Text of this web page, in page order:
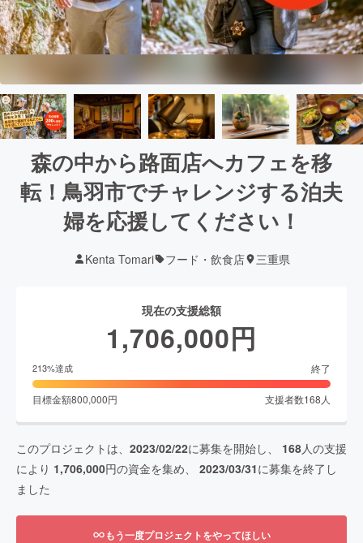
森の中から路面店へカフェを移
転！鳥羽市でチャレンジする泊夫
婦を応援してください！
Kenta Tomari フード・飲食店 三重県
現在の支援総額
1,706,000円
213%達成 終了
目標金額800,000円 支援者数168 人
このプロジェクトは、 2023/02/22に募集を開始し、 168人の支援
により 1,706,000円の資金を集め、 2023/03/31に募集を終了し
ました
もう一度プロジェクトをやってほしい